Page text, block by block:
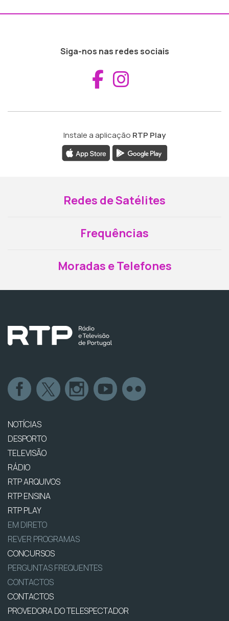
Siga-nos nas redes sociais
Aceder ao
Instale a aplicação RTP Play
Redes de Satélites
Frequências
Moradas e Telefones
NOTÍCIAS
DESPORTO
TELEVISÃO
RÁDIO
RTP ARQUIVOS
RTP ENSINA
RTP PLAY
EM DIRETO
REVER PROGRAMAS
CONCURSOS
PERGUNTAS FREQUENTES
CONTACTOS
CONTACTOS
PROVEDORA DO TELESPECTADOR